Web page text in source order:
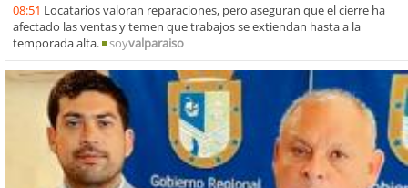
08:51 Locatarios valoran reparaciones, pero aseguran que el cierre ha
afectado las ventas y temen que trabajos se extiendan hasta a la
temporada alta.
soyvalparaiso